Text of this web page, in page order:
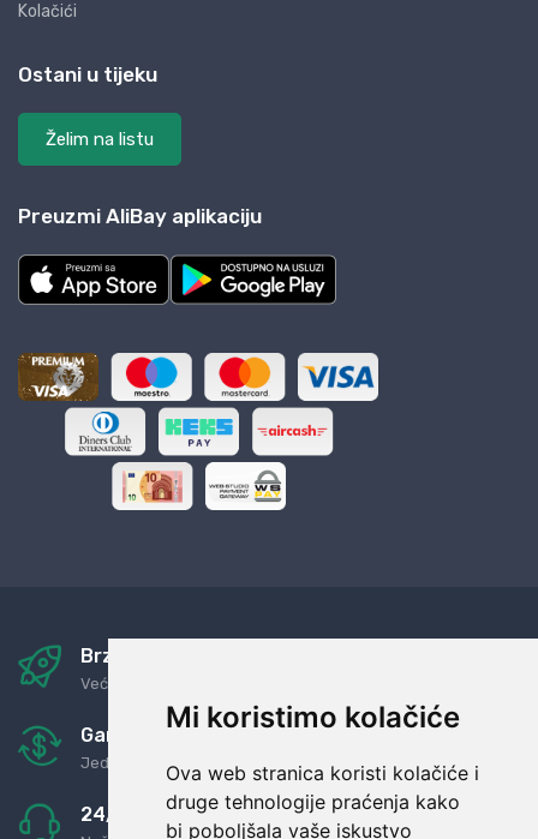
Mi koristimo kolačiće
Ova web stranica koristi kolačiće i
druge tehnologije praćenja kako
bi poboljšala vaše iskustvo
Kolačići
Ostani u tijeku
Želim na listu
Preuzmi AliBay aplikaciju
Brza i sigurna dostava
Već za nekoliko dana kod vas
Garancija u povrat novaca
Jednostavno pravilo: Roba za novac
24/7 odlična podrška